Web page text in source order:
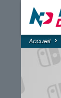
Accueil